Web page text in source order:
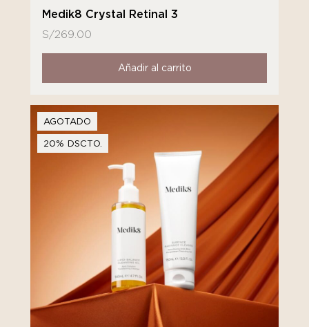
Medik8 Crystal Retinal 3
S/269.00
Añadir al carrito
AGOTADO
20% DSCTO.